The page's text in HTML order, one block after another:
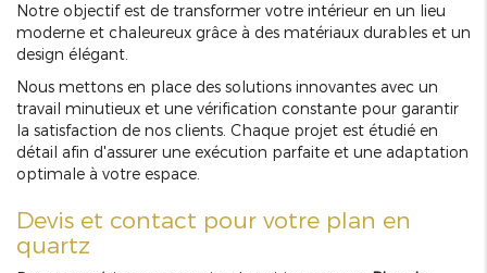
Notre objectif est de transformer votre intérieur en un lieu
moderne et chaleureux grâce à des matériaux durables et un
design élégant.
Nous mettons en place des solutions innovantes avec un
travail minutieux et une vérification constante pour garantir
la satisfaction de nos clients. Chaque projet est étudié en
détail afin d'assurer une exécution parfaite et une adaptation
optimale à votre espace.
Devis et contact pour votre plan en
quartz